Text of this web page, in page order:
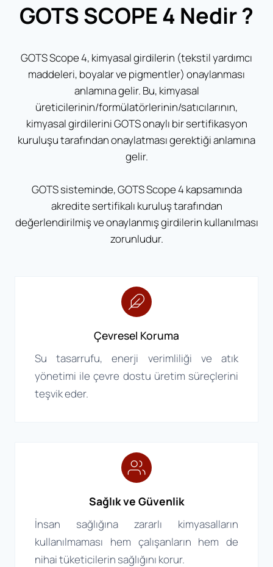
GOTS SCOPE 4 Nedir ?
GOTS Scope 4, kimyasal girdilerin (tekstil yardımcı
maddeleri, boyalar ve pigmentler) onaylanması
anlamına gelir. Bu, kimyasal
üreticilerinin/formülatörlerinin/satıcılarının,
kimyasal girdilerini GOTS onaylı bir sertifikasyon
kuruluşu tarafından onaylatması gerektiği anlamına
gelir.
GOTS sisteminde, GOTS Scope 4 kapsamında
akredite sertifikalı kuruluş tarafından
değerlendirilmiş ve onaylanmış girdilerin kullanılması
zorunludur.
Çevresel Koruma
Su tasarrufu, enerji verimliliği ve atık
yönetimi ile çevre dostu üretim süreçlerini
teşvik eder.
Sağlık ve Güvenlik
İnsan sağlığına zararlı kimyasalların
kullanılmaması hem çalışanların hem de
nihai tüketicilerin sağlığını korur.